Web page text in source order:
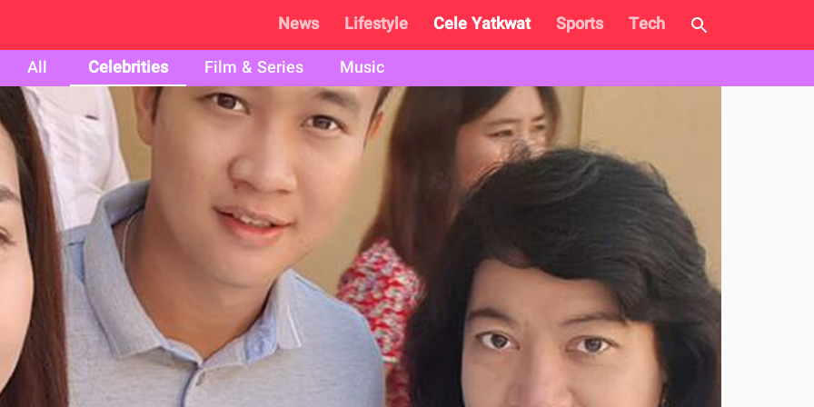
News Lifestyle Cele Yatkwat Sports
Tech
All
Celebrities Film & Series Music